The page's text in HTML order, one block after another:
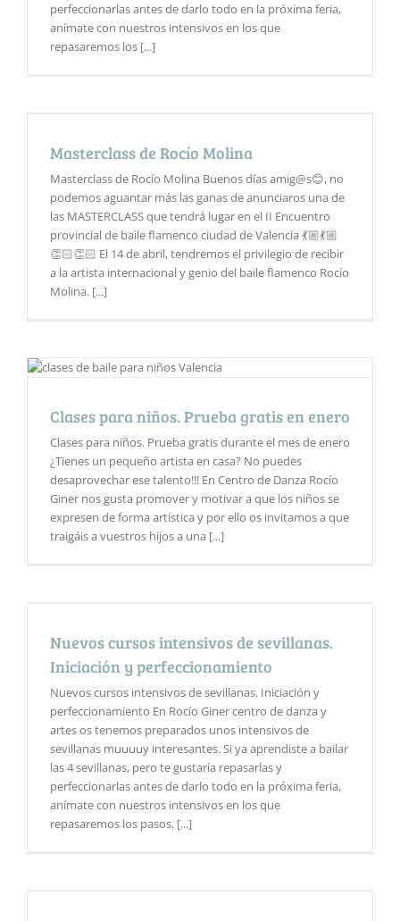
perfeccionarlas antes de darlo todo en la próxima feria,
anímate con nuestros intensivos en los que
repasaremos los [...]
Masterclass de Rocío Molina
Masterclass de Rocío Molina Buenos días amig@s😊, no
podemos aguantar más las ganas de anunciaros una de
las MASTERCLASS que tendrá lugar en el II Encuentro
provincial de baile flamenco ciudad de Valencia 💃🏼💃🏼
👏🏻👏🏻 El 14 de abril, tendremos el privilegio de recibir
a la artista internacional y genio del baile flamenco Rocío
Molina. [...]
Clases para niños. Prueba gratis en enero
Clases para niños. Prueba gratis durante el mes de enero
¿Tienes un pequeño artista en casa? No puedes
desaprovechar ese talento!!! En Centro de Danza Rocío
Giner nos gusta promover y motivar a que los niños se
expresen de forma artística y por ello os invitamos a que
traigáis a vuestros hijos a una [...]
Nuevos cursos intensivos de sevillanas.
Iniciación y perfeccionamiento
Nuevos cursos intensivos de sevillanas. Iniciación y
perfeccionamiento En Rocío Giner centro de danza y
artes os tenemos preparados unos intensivos de
sevillanas muuuuy interesantes. Si ya aprendiste a bailar
las 4 sevillanas, pero te gustaría repasarlas y
perfeccionarlas antes de darlo todo en la próxima feria,
anímate con nuestros intensivos en los que
repasaremos los pasos, [...]